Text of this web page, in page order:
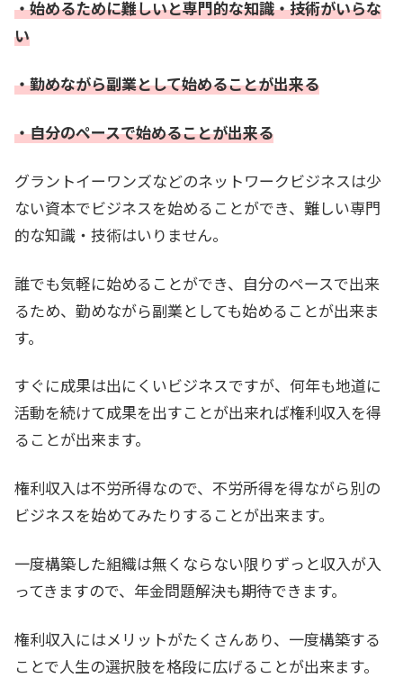
・始めるために難しいと専門的な知識・技術がいらな
い
・勤めながら副業として始めることが出来る
・自分のペースで始めることが出来る
グラントイーワンズなどのネットワークビジネスは少
ない資本でビジネスを始めることができ、難しい専門
的な知識・技術はいりません。
誰でも気軽に始めることができ、自分のペースで出来
るため、勤めながら副業としても始めることが出来ま
す。
すぐに成果は出にくいビジネスですが、何年も地道に
活動を続けて成果を出すことが出来れば権利収入を得
ることが出来ます。
権利収入は不労所得なので、不労所得を得ながら別の
ビジネスを始めてみたりすることが出来ます。
一度構築した組織は無くならない限りずっと収入が入
ってきますので、年金問題解決も期待できます。
権利収入にはメリットがたくさんあり、一度構築する
ことで人生の選択肢を格段に広げることが出来ます。